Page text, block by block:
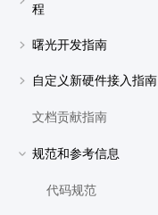
程
曙光开发指南
自定义新硬件接入指南
文档贡献指南
规范和参考信息
代码规范